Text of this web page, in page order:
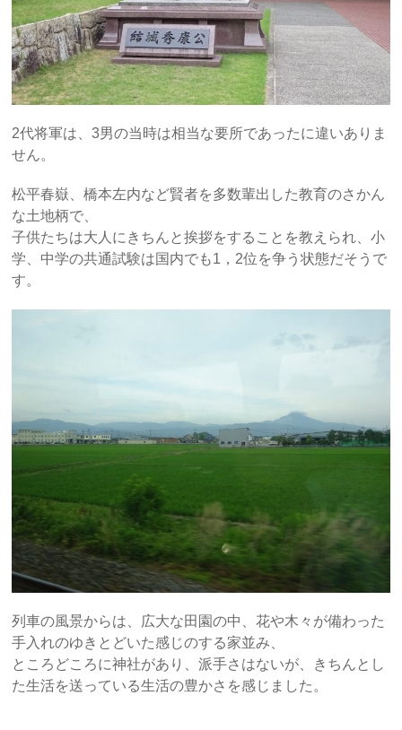
2代将軍は、3男の当時は相当な要所であったに違いありま
せん。
松平春嶽、橋本左内など賢者を多数輩出した教育のさかん
な土地柄で、
子供たちは大人にきちんと挨拶をすることを教えられ、小
学、中学の共通試験は国内でも1，2位を争う状態だそうで
す。
列車の風景からは、広大な田園の中、花や木々が備わった
手入れのゆきとどいた感じのする家並み、
ところどころに神社があり、派手さはないが、きちんとし
た生活を送っている生活の豊かさを感じました。